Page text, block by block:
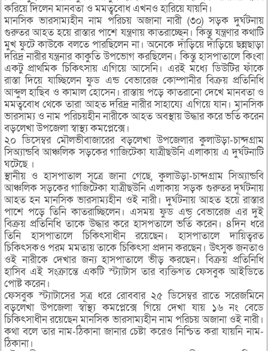
করিয়ে দিলেন মানবতা ও মমত্ববোধ এখনও হারিয়ে যায়নি।
মানসিক ভারসাম্যহীন নাম পরিচয় অজানা নারী (৩০) সড়ক দুর্ঘটনায়
গুরুতর আহত হয়ে রাস্তার পাশে যন্ত্রণায় কাতরাচ্ছেন। কিন্তু যন্ত্রণার কথাটি
মুখ ফুটে কাউকে বলতে পারছিলেন না। অনেকে দাঁড়িয়ে দাঁড়িয়ে ছন্নছাড়া
দরিদ্র নারীর যন্ত্রনার কাকুতি উপভোগ করছিলেন। কিন্তু হাসপাতালে কিংবা
একটু প্রাথমিক চিকিৎসায় এগিয়ে আসেনি। এরই মধ্যে ডিউটির ফাঁকে
রাস্তা দিয়ে যাচ্ছিলেন ফুড এন্ড বেভারেজ কোম্পানীর বিক্রয় প্রতিনিধি
আব্দুল হাছিব ও কামাল হোসেন। রাস্তায় পড়ে কাতরানো দেখে মানবতা ও
মমত্ববোধ থেকে তারা আহত দরিদ্র নারীর সাহায্যে এগিয়ে যান। মানসিক
ভারসাম্য ও নাম পরিচয়হীন নারীকে আহত অবস্থায় উদ্ধার করে ভর্তি করেন
বড়লেখা উপজেলা স্বাস্থ্য কমপ্লেক্সে।
২০ ডিসেম্বর মৌলভীবাজারের বড়লেখা উপজেলার কুলাউড়া-চান্দগ্রাম
সিঅ্যান্ডবি আঞ্চলিক সড়কের গাজিটেকা যাত্রীছউনি এলাকায় এ দুর্ঘটনাটি
ঘটেছে ।
স্থানীয় ও হাসপাতাল সূত্রে জানা গেছে, কুলাউড়া-চান্দগ্রাম সিঅ্যান্ডবি
আঞ্চলিক সড়কের গাজিটেকা যাত্রীছউনি এলাকায় সড়ক গুরুতর দূর্ঘটনায়
আহত হন মানসিক ভারসাম্যহীন ওই নারী। দুর্ঘটনায় আহত হয়ে রাস্তার
পাশে পড়ে তিনি কাতরাচ্ছিলেন। এসময় ফুড এন্ড বেভারেজ এর দুই
বিক্রয় প্রতিনিধি তাকে উদ্ধার করে হাসপতালে ভর্তি করেন। ৪দিন ধরে
তিনি হাসপাতালে চিকিৎসাধীন রয়েছেন। হাসপাতালে দায়িত্বরত
চিকিৎসকও পরম মমতায় তাকে চিকিৎসা প্রদান করছেন। উৎসুক জনতাও
ওই নারীকে দেখার জন্য হাসপাতালে ভীড় করছেন। বিক্রয় প্রতিনিধি
হাসিব এই সংক্রান্তে একটি স্ট্যাটাস তার ব্যক্তিগত ফেসবুক আইডিতে
পোষ্ট করেন।
ফেসবুক স্ট্যাটাসের সূত্র ধরে রোববার ২৫ ডিসেম্বর রাতে সরেজমিনে
বড়লেখা উপজেলা স্বাস্থ্য কমপ্লেক্সে গিয়ে দেখা যায় ১৬ নং বেডে
চিকিৎসাধীন রয়েছেন মানসিক ভারসাম্যহীন নাম পরিচয় অজানা ওই নারী।
কথা বলে তার নাম-ঠিকানা জানার চেষ্টা করেও নিশ্চিত করা যায়নি নাম-
ঠিকানা।